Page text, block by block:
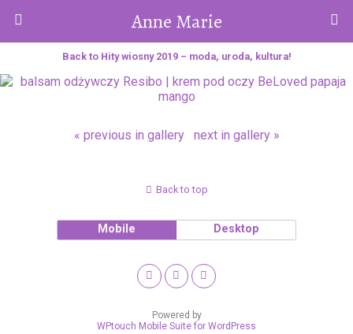
Anne Marie
Back to Hity wiosny 2019 – moda, uroda, kultura!
« previous in gallery next in gallery »
Back to top
Mobile Desktop
Powered by
WPtouch Mobile Suite for WordPress